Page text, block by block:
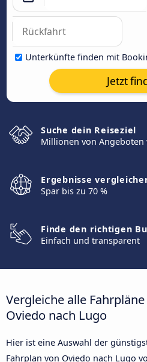
Unterkünfte finden mit
Jetzt
Suche dein Reiseziel
Millionen von Angeboten
Ergebnisse
Spar bis zu 70 %
Finde den richtigen
Einfach und transparent
Vergleiche alle
Oviedo nach Lugo
Hier ist eine Auswahl der
Fahrplan von Oviedo nach Lugo